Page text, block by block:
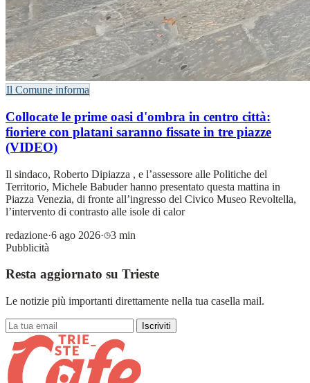
Il Comune informa
Collocate le prime oasi d'ombra in centro città:
fioriere con platani saranno fissate in tre piazze
(VIDEO)
Il sindaco, Roberto Dipiazza , e l’assessore alle Politiche del
Territorio, Michele Babuder hanno presentato questa mattina in
Piazza Venezia, di fronte all’ingresso del Civico Museo Revoltella,
l’intervento di contrasto alle isole di calor
redazione·6 ago 2026·
3 min
Pubblicità
Resta aggiornato su Trieste
Le notizie più importanti direttamente nella tua casella mail.
Iscriviti